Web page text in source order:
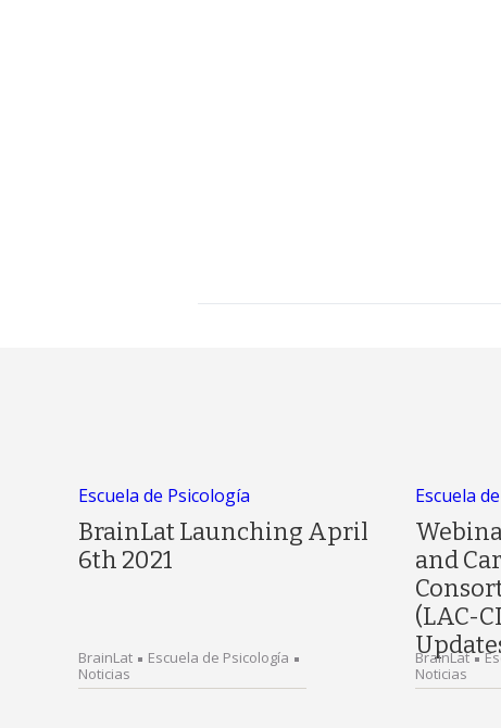
Escuela de Psicología
BrainLat Launching April
6th 2021
BrainLat
Escuela de Psicología
Noticias
Escuela
and
(LAC-
BrainLat
Noticias